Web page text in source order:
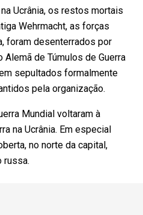
Ucrânia, os restos mortais
Wehrmacht, as forças
foram desenterrados por
de Túmulos de Guerra
sepultados formalmente
pela organização.
Mundial voltaram à
na Ucrânia. Em especial
no norte da capital,
russa.